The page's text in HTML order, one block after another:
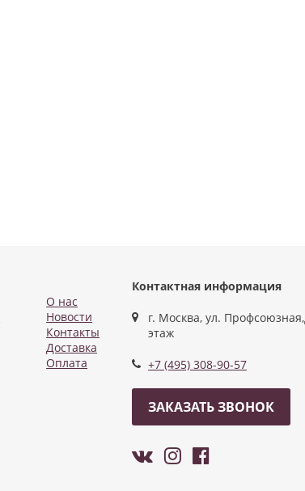
О нас
Новости
Контакты
Доставка
Оплата
Контактная информация
г. Москва, ул.
этаж
+7 (495) 308-90-57
ЗАКАЗАТЬ ЗВОНОК